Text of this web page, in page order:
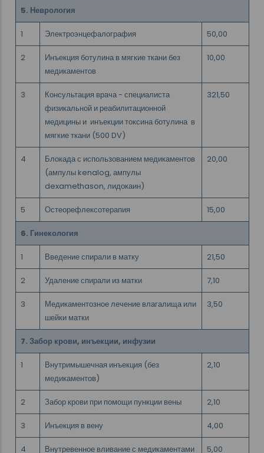
5. Неврология
1 Электроэнцефалография 50,00
2
Инъекция ботулина в мягкие ткани без
медикаментов
10,00
3
Консультация врача - специалиста
физикальной и реабилитационной
медицины и инъекции токсина ботулина в
мягкие ткани (500 DV)
321,50
4
Блокада с использованием медикаментов
(ампулы kenalog, ампулы
dexamethason, лидокаин)
20,00
5 Остеорефлексотерапия 15,00
6. Гинекология
1 Введение спирали в матку 21,50
2 Удаление спирали из матки 7,10
3
Медикаментозное лечение влагалища или
шейки матки
3,50
7. Забор крови, инъекции, инфузии
1
Внутримышечная инъекция (без
медикаментов)
2,10
2 Забор крови при помощи пункции вены 2,10
3 Инъекция в вену 4,00
4 Внутревенное вливание с медикаментами 5,00